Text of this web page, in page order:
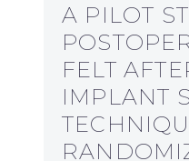
A PILOT
FELT
IMPLANT